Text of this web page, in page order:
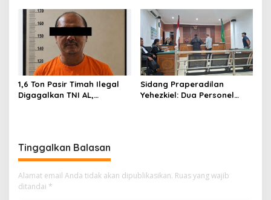
Perlakuan Merendahkan
Masyarakat
1,6 Ton Pasir Timah Ilegal
Digagalkan TNI AL,
Sidang Praperadilan
Yehezkiel: Dua Personel
Tinggalkan Balasan
Alamat email Anda tidak akan dipublikasikan. Ruas yang wajib
ditandai *